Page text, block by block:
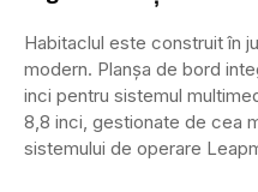
Habitaclul este construit în
modern. Planșa de bord
inci pentru sistemul
8,8 inci, gestionate de cea
sistemului de operare